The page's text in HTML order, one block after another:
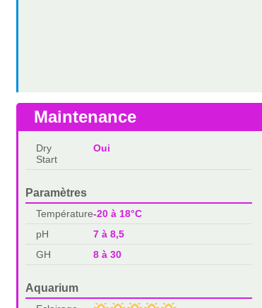
Maintenance
Dry
Start
Oui
Paramètres
Température-20 à 18°C
pH
7 à 8,5
GH
8 à 30
Aquarium